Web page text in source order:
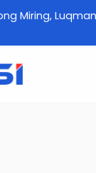
Miring, Luqman